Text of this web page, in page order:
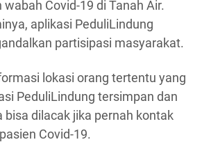
Covid-19 di Tanah Air.
aplikasi PeduliLindung
partisipasi masyarakat.
lokasi orang tertentu yang
PeduliLindung tersimpan dan
dilacak jika pernah kontak
Covid-19.